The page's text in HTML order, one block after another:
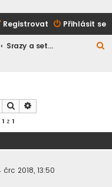
Přihlásit se
Registrovat
Srazy a setkání
Hledat
1 z 1
črc 2018, 13:50